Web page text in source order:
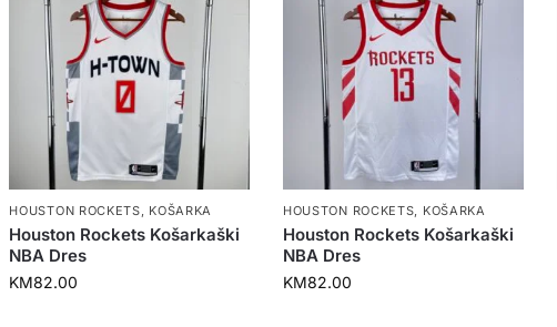
HOUSTON ROCKETS, KOŠARKA
Houston Rockets Košarkaški
NBA Dres
KM82.00
HOUSTON ROCKETS, KOŠARKA
Houston Rockets Košarkaški
NBA Dres
KM82.00